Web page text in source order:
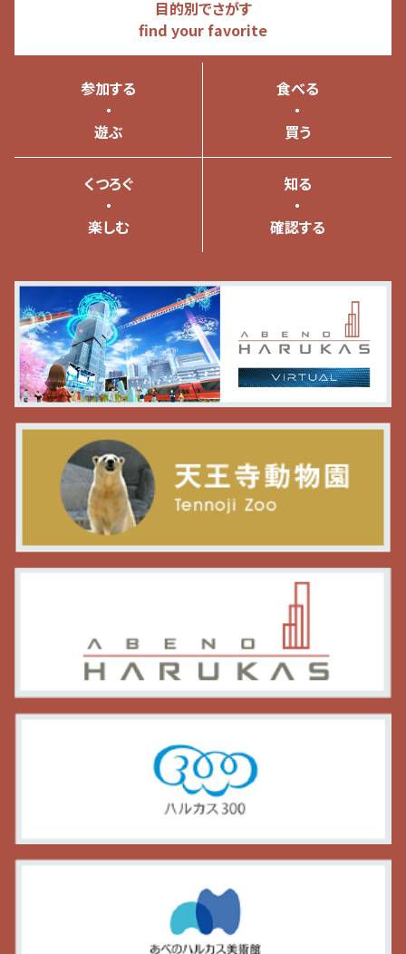
目的別でさがす
find your favorite
参加する
・
遊ぶ
食べる
・
買う
くつろぐ
・
楽しむ
知る
・
確認する